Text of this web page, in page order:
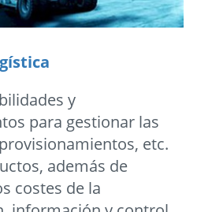
y
para gestionar las
etc.
además de
costes de la